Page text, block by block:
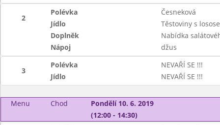
2
Polévka
Česneková
Jídlo
Těstoviny s
Doplněk
Nabídka
Nápoj
džus
3
Polévka
NEVAŘÍ SE !!!
Jídlo
NEVAŘÍ SE !!!
Menu Chod
Pondělí 10. 6. 2019
(12:00 - 14:30)